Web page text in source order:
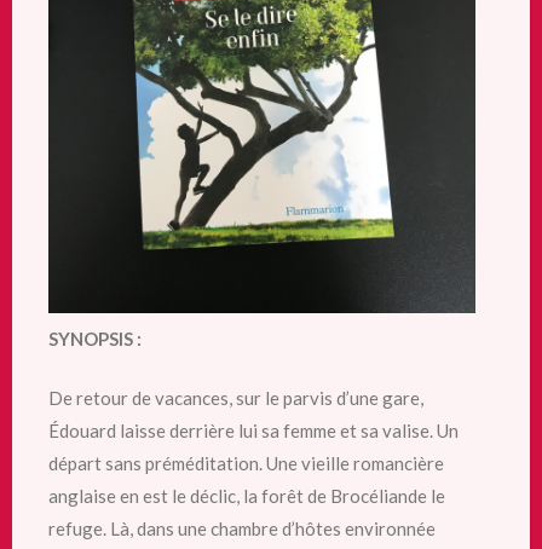
SYNOPSIS :
De retour de vacances, sur le parvis d’une gare,
Édouard laisse derrière lui sa femme et sa valise. Un
départ sans préméditation. Une vieille romancière
anglaise en est le déclic, la forêt de Brocéliande le
refuge. Là, dans une chambre d’hôtes environnée